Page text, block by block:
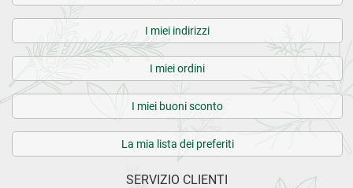
I miei indirizzi
I miei ordini
I miei buoni sconto
La mia lista dei preferiti
SERVIZIO CLIENTI